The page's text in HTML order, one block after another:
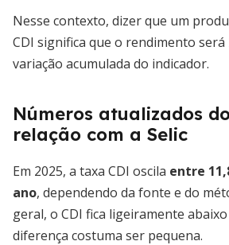
Nesse contexto, dizer que um
CDI significa que o rendimento será
variação acumulada do indicador.
Números atualizados
relação com a Selic
Em 2025, a taxa CDI oscila entre
ano, dependendo da fonte e do
geral, o CDI fica ligeiramente abaixo
diferença costuma ser pequena.